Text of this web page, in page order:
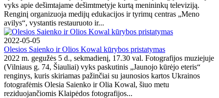
vyks apie dešimtajame dešimtmetyje kurtą menininkų televiziją.
Renginį organizuoja medijų edukacijos ir tyrimų centras „Meno
avilys“, vystantis restauruoto ir...
2022-05-05
Olesios Saienko ir Olios Kowal kūrybos pristatymas
2022 m. gegužės 5 d., sekmadienį, 17.30 val. Fotografijos muziejuje
(Vilniaus g. 74, Šiauliai) vyks paskutinis „Jaunojo kūrėjo eteris“
renginys, kuris skiriamas pažinčiai su jaunosios kartos Ukrainos
fotografėmis Olesia Saienko ir Olia Kowal, šiuo metu
reziduojančiomis Klaipėdos fotografijos...